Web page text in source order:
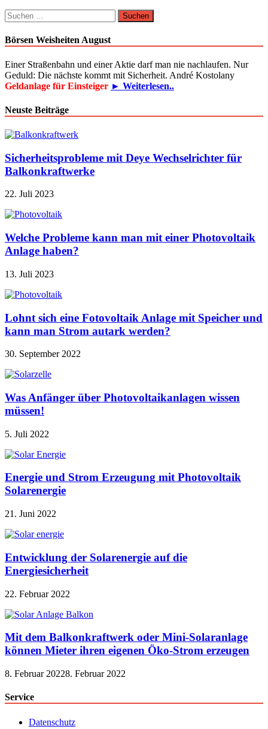
Suchen
nach:
Börsen Weisheiten August
Einer Straßenbahn und einer Aktie darf man nie nachlaufen. Nur
Geduld: Die nächste kommt mit Sicherheit. André Kostolany
Geldanlage für Einsteiger ► Weiterlesen..
Neuste Beiträge
Sicherheitsprobleme mit Deye Wechselrichter für
Balkonkraftwerke
22. Juli 2023
Welche Probleme kann man mit einer Photovoltaik
Anlage haben?
13. Juli 2023
Lohnt sich eine Fotovoltaik Anlage mit Speicher und
kann man Strom autark werden?
30. September 2022
Was Anfänger über Photovoltaikanlagen wissen
müssen!
5. Juli 2022
Energie und Strom Erzeugung mit Photovoltaik
Solarenergie
21. Juni 2022
Entwicklung der Solarenergie auf die
Energiesicherheit
22. Februar 2022
Mit dem Balkonkraftwerk oder Mini-Solaranlage
können Mieter ihren eigenen Öko-Strom erzeugen
8. Februar 20228. Februar 2022
Service
Datenschutz